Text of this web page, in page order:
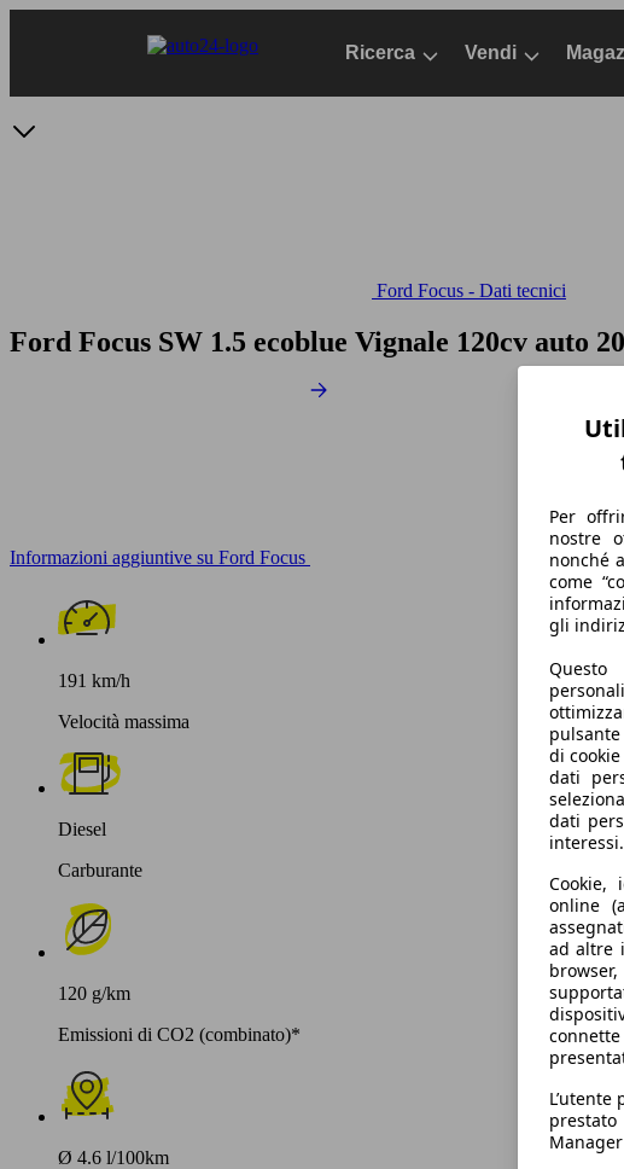
Ricerca Vendi
Ford Focus - Dati tecnici
Ford Focus SW 1.5 ecoblue Vignale 120cv auto
Informazioni aggiuntive su Ford Focus
191 km/h
Velocità massima
Diesel
Carburante
120 g/km
Emissioni di CO2 (combinato)*
Ø 4.6 l/100km
Per
nostre
nonché
come
gli
di
dati
dati
Cookie,
online
ad altre